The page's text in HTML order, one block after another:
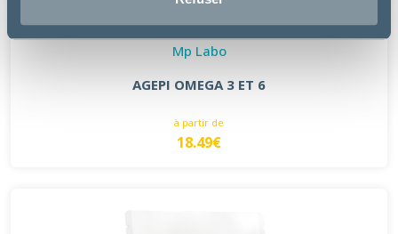
Mp Labo
AGEPI OMEGA 3 ET 6
à partir de
18.49€